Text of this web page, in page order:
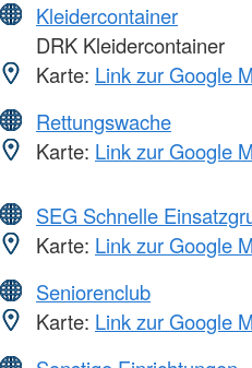
Kleidercontainer
DRK Kleidercontainer
Karte: Link zur Google
Rettungswache
Karte: Link zur Google
SEG Schnelle
Karte: Link zur Google
Seniorenclub
Karte: Link zur Google